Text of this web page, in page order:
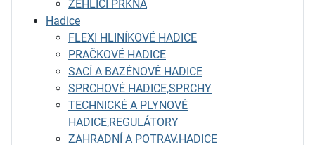
ŽEHLÍCÍ PRKNA
Hadice
FLEXI HLINÍKOVÉ HADICE
PRAČKOVÉ HADICE
SACÍ A BAZÉNOVÉ HADICE
SPRCHOVÉ HADICE,SPRCHY
TECHNICKÉ A PLYNOVÉ
HADICE,REGULÁTORY
ZAHRADNÍ A POTRAV.HADICE